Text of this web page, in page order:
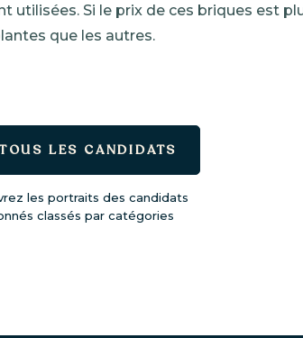
utilisées. Si le prix de ces briques est
que les autres.
LES CANDIDATS
les portraits des candidats
classés par catégories